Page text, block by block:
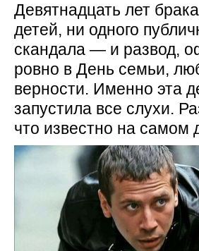
Девятнадцать лет
детей, ни одного
скандала — и развод,
ровно в День семьи,
верности. Именно эта
запустила все слухи.
что известно на самом